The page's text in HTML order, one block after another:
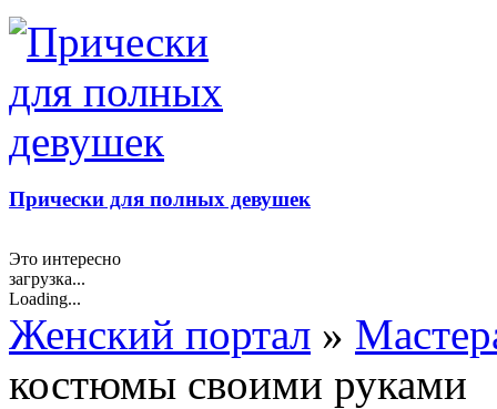
Прически для полных девушек
Это интересно
загрузка...
Loading...
Женский портал »
костюмы своими руками